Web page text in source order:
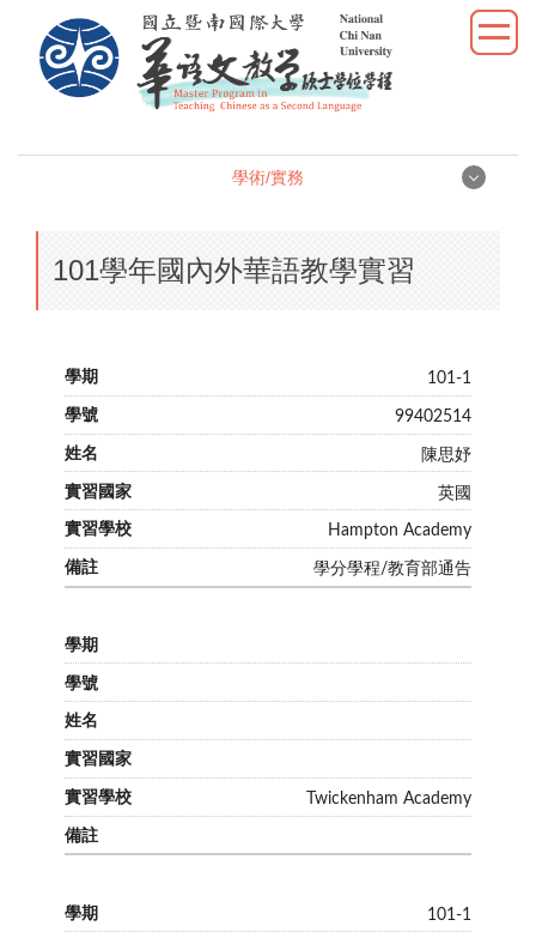
容
學術/實務
教學實習
優秀表現
活動照片
自編教材
101學年國內外華語教學實習
101-1
99402514
陳思妤
英國
Hampton Academy
學分學程/教育部通告
Twickenham Academy
101-1